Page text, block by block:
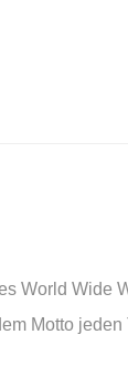
World
Motto